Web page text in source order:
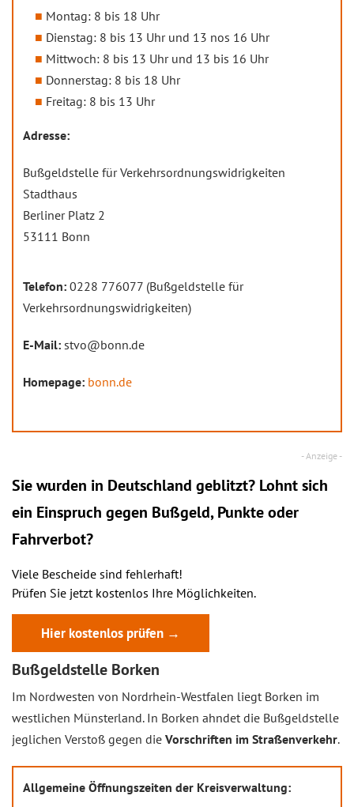
Montag: 8 bis 18 Uhr
Dienstag: 8 bis 13 Uhr und 13 nos 16 Uhr
Mittwoch: 8 bis 13 Uhr und 13 bis 16 Uhr
Donnerstag: 8 bis 18 Uhr
Freitag: 8 bis 13 Uhr
Adresse:
Bußgeldstelle für Verkehrsordnungswidrigkeiten
Stadthaus
Berliner Platz 2
53111 Bonn
Telefon: 0228 776077 (Bußgeldstelle für
Verkehrsordnungswidrigkeiten)
E-Mail: stvo@bonn.de
Homepage: bonn.de
Sie wurden in Deutschland geblitzt? Lohnt sich
ein Einspruch gegen Bußgeld, Punkte oder
Fahrverbot?
Viele Bescheide sind fehlerhaft!
Prüfen Sie jetzt kostenlos Ihre Möglichkeiten.
Hier kostenlos prüfen →
Bußgeldstelle Borken
Im Nordwesten von Nordrhein-Westfalen liegt Borken im
westlichen Münsterland. In Borken ahndet die Bußgeldstelle
jeglichen Verstoß gegen die Vorschriften im Straßenverkehr.
Allgemeine Öffnungszeiten der Kreisverwaltung: